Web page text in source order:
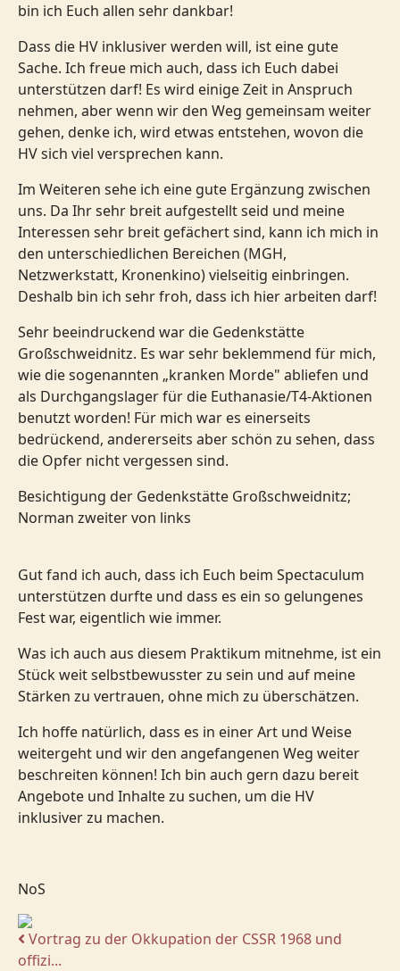
bin ich Euch allen sehr dankbar!
Dass die HV inklusiver werden will, ist eine gute
Sache. Ich freue mich auch, dass ich Euch dabei
unterstützen darf! Es wird einige Zeit in Anspruch
nehmen, aber wenn wir den Weg gemeinsam weiter
gehen, denke ich, wird etwas entstehen, wovon die
HV sich viel versprechen kann.
Im Weiteren sehe ich eine gute Ergänzung zwischen
uns. Da Ihr sehr breit aufgestellt seid und meine
Interessen sehr breit gefächert sind, kann ich mich in
den unterschiedlichen Bereichen (MGH,
Netzwerkstatt, Kronenkino) vielseitig einbringen.
Deshalb bin ich sehr froh, dass ich hier arbeiten darf!
Sehr beeindruckend war die Gedenkstätte
Großschweidnitz. Es war sehr beklemmend für mich,
wie die sogenannten „kranken Morde" abliefen und
als Durchgangslager für die Euthanasie/T4-Aktionen
benutzt worden! Für mich war es einerseits
bedrückend, andererseits aber schön zu sehen, dass
die Opfer nicht vergessen sind.
Besichtigung der Gedenkstätte Großschweidnitz;
Norman zweiter von links
Gut fand ich auch, dass ich Euch beim Spectaculum
unterstützen durfte und dass es ein so gelungenes
Fest war, eigentlich wie immer.
Was ich auch aus diesem Praktikum mitnehme, ist ein
Stück weit selbstbewusster zu sein und auf meine
Stärken zu vertrauen, ohne mich zu überschätzen.
Ich hoffe natürlich, dass es in einer Art und Weise
weitergeht und wir den angefangenen Weg weiter
beschreiten können! Ich bin auch gern dazu bereit
Angebote und Inhalte zu suchen, um die HV
inklusiver zu machen.
NoS
Vortrag zu der Okkupation der CSSR 1968 und
offizi...